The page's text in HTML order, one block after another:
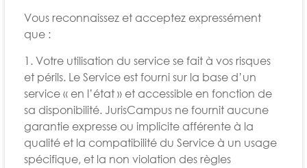
Vous reconnaissez et acceptez expressément
que :
1. Votre utilisation du service se fait à vos risques
et périls. Le Service est fourni sur la base d’un
service « en l’état » et accessible en fonction de
sa disponibilité. JurisCampus ne fournit aucune
garantie expresse ou implicite afférente à la
qualité et la compatibilité du Service à un usage
spécifique, et la non violation des règles